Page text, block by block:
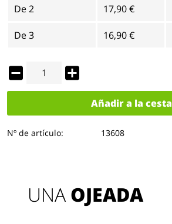
De2 17,90 €
De3 16,90 €
Añadir a la cesta
Nº de artículo: 13608
UNA OJEADA